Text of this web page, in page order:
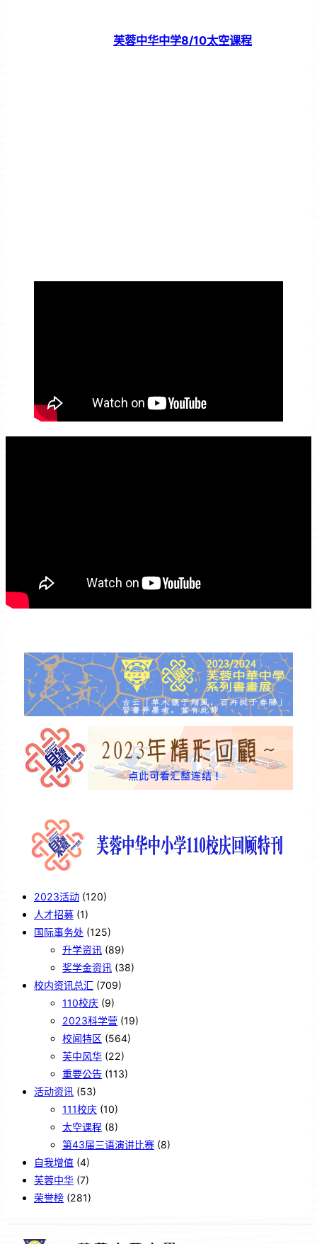
芙蓉中华中学8/10太空课程
2023活动 (120)
人才招募 (1)
国际事务处 (125)
升学资讯 (89)
奖学金资讯 (38)
校内资讯总汇 (709)
110校庆 (9)
2023科学营 (19)
校闻特区 (564)
芙中风华 (22)
重要公告 (113)
活动资讯 (53)
111校庆 (10)
太空课程 (8)
第43届三语演讲比赛 (8)
自我增值 (4)
芙蓉中华 (7)
荣誉榜 (281)